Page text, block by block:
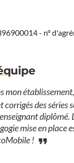
- n°
mon
corrigés des séries
diplômé.
mise en place
!